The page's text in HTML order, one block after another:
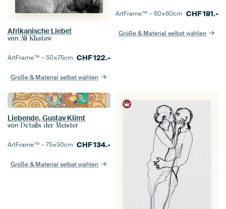
Afrikanische Liebe!
von Ali Khataw
ArtFrame™ –50×75cm CHF122.-
Größe & Material selbst wählen
ArtFrame™ –60×60cm CHF191.-
Größe & Material selbst wählen
Liebende, Gustav Klimt
von Details der Meister
ArtFrame™ –75×50cm CHF134.-
Größe & Material selbst wählen